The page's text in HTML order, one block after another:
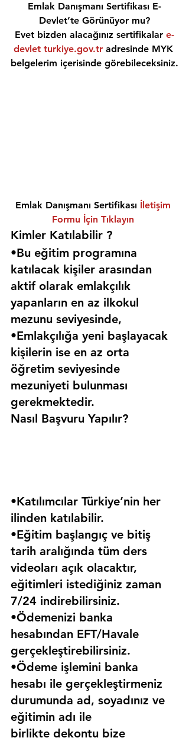
Emlak Danışmanı Sertifikası E-
Devlet’te Görünüyor mu?
Evet bizden alacağınız sertifikalar e-
devlet turkiye.gov.tr adresinde MYK
belgelerim içerisinde görebileceksiniz.
Emlak Danışmanı Sertifikası İletişim
Formu İçin Tıklayın
Kimler Katılabilir ?
•Bu eğitim programına
katılacak kişiler arasından
aktif olarak emlakçılık
yapanların en az ilkokul
mezunu seviyesinde,
•Emlakçılığa yeni başlayacak
kişilerin ise en az orta
öğretim seviyesinde
mezuniyeti bulunması
gerekmektedir.
Nasıl Başvuru Yapılır?
•Katılımcılar Türkiye’nin her
ilinden katılabilir.
•Eğitim başlangıç ve bitiş
tarih aralığında tüm ders
videoları açık olacaktır,
eğitimleri istediğiniz zaman
7/24 indirebilirsiniz.
•Ödemenizi banka
hesabından EFT/Havale
gerçekleştirebilirsiniz.
•Ödeme işlemini banka
hesabı ile gerçekleştirmeniz
durumunda ad, soyadınız ve
eğitimin adı ile
birlikte dekontu bize